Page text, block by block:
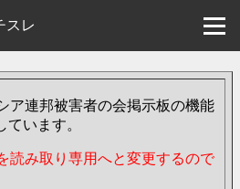
スレ
ア連邦被害者の会掲示板の機能
ています。
読み取り専用へと変更するので